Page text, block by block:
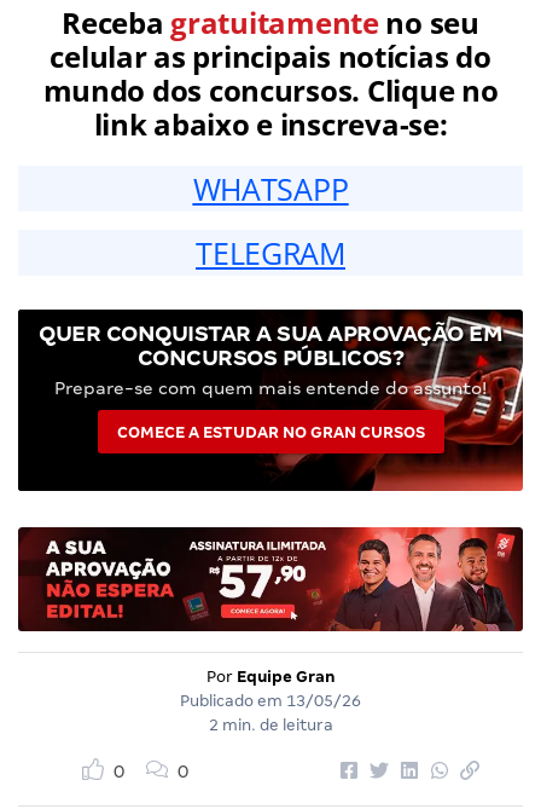
Receba gratuitamenteno seu
celular as principais notícias do
mundo dos concursos. Clique no
link abaixo e inscreva-se:
WHATSAPP
TELEGRAM
QUER CONQUISTAR A SUA APROVAÇÃO EM
CONCURSOS PÚBLICOS?
Prepare-se com quem mais entende do assunto!
COMECE A ESTUDAR NO GRAN CURSOS
Por Equipe Gran
Publicado em 13/05/26
2 min. de leitura
0 0